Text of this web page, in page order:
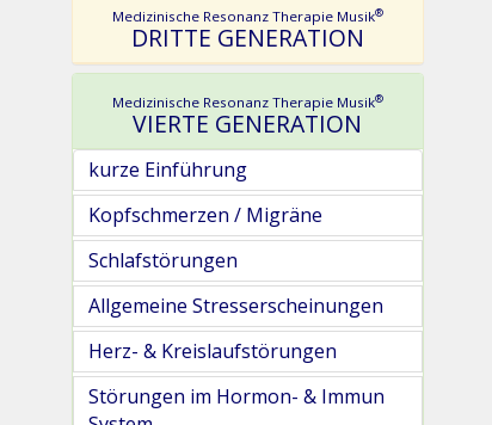
Medizinische Resonanz Therapie Musik®
DRITTE GENERATION
Medizinische Resonanz Therapie Musik®
VIERTE GENERATION
kurze Einführung
Kopfschmerzen / Migräne
Schlafstörungen
Allgemeine Stresserscheinungen
Herz- & Kreislaufstörungen
Störungen im Hormon- & Immun